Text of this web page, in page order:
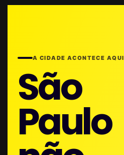
A CIDADE ACONTECE AQUI
São
Paulo